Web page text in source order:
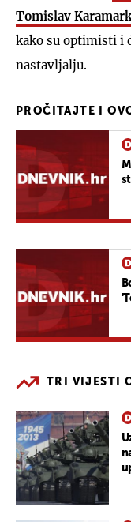
Tomislav
kako su optimisti i
nastavljalju.
PROČITAJTE I
TRI VIJESTI